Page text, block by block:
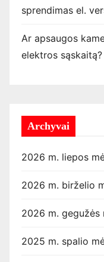
sprendimas el.
Ar apsaugos
elektros sąskaitą?
Archyvai
2026 m. liepos
2026 m. birželio
2026 m. gegužės
2025 m. spalio